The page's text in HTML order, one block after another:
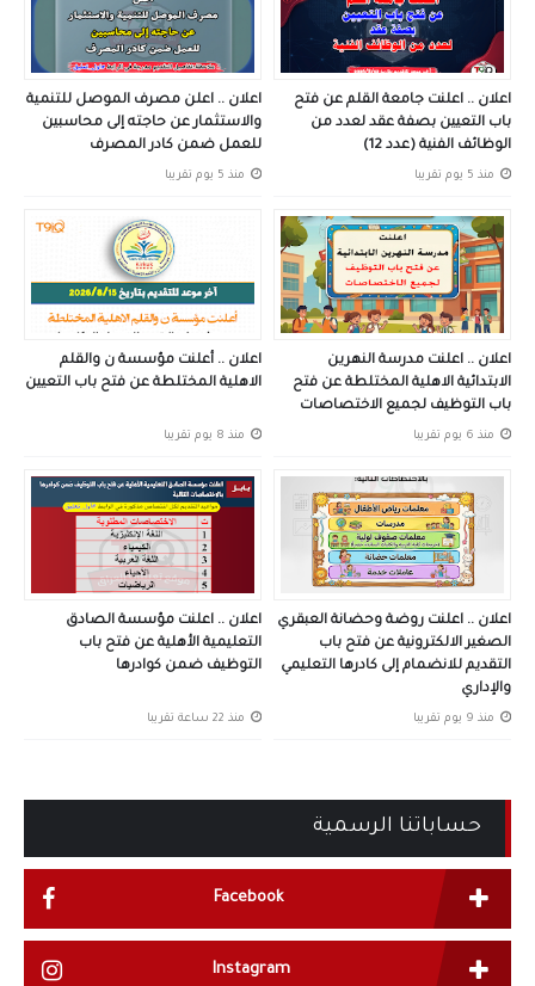
اعلان .. اعلنت جامعة القلم عن فتح
باب التعيين بصفة عقد لعدد من
الوظائف الفنية (عدد 12)
منذ 5 يوم تقريبا
اعلان .. اعلن مصرف الموصل للتنمية
والاستثمار عن حاجته إلى محاسبين
للعمل ضمن كادر المصرف
منذ 5 يوم تقريبا
اعلان .. اعلنت مدرسة النهرين
الابتدائية الاهلية المختلطة عن فتح
باب التوظيف لجميع الاختصاصات
منذ 6 يوم تقريبا
اعلان .. أعلنت مؤسسة ن والقلم
الاهلية المختلطة عن فتح باب التعيين
منذ 8 يوم تقريبا
اعلان .. اعلنت روضة وحضانة العبقري
الصغير الالكترونية عن فتح باب
التقديم للانضمام إلى كادرها التعليمي
والإداري
منذ 9 يوم تقريبا
اعلان .. اعلنت مؤسسة الصادق
التعليمية الأهلية عن فتح باب
التوظيف ضمن كوادرها
منذ 22 ساعة تقريبا
حساباتنا الرسمية
Facebook
Instagram